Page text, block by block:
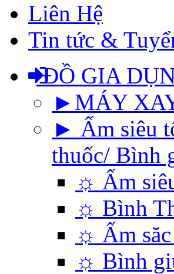
Liên Hệ
Tin tức &
ĐỒ GIA
►MÁY
► Ấm siêu
thuốc/ Bình
☼ Ấm
☼ Bình
☼ Ấm
☼ Bình